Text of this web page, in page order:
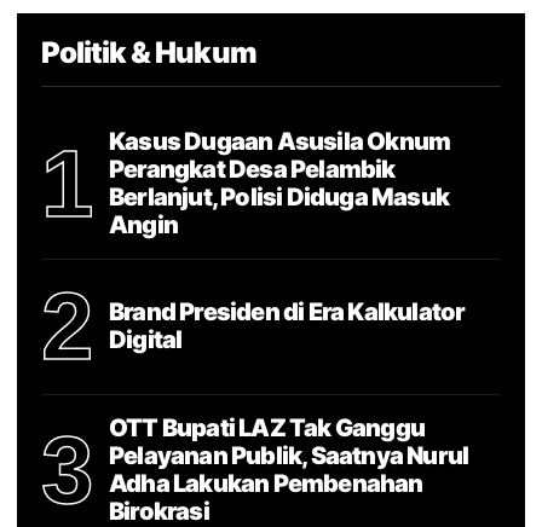
Politik & Hukum
1
Kasus Dugaan Asusila Oknum
Perangkat Desa Pelambik
Berlanjut, Polisi Diduga Masuk
Angin
2
Brand Presiden di Era Kalkulator
Digital
3
OTT Bupati LAZ Tak Ganggu
Pelayanan Publik, Saatnya Nurul
Adha Lakukan Pembenahan
Birokrasi